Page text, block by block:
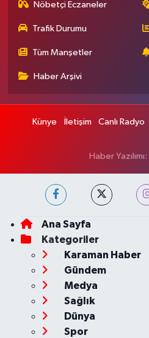
Nöbetçi Eczaneler
Trafik Durumu
Tüm Manşetler
Haber Arşivi
Künye İletişim Canlı Radyo
Haber Yazılımı:
Ana Sayfa
Kategoriler
Karaman Haber
Gündem
Medya
Sağlık
Dünya
Spor